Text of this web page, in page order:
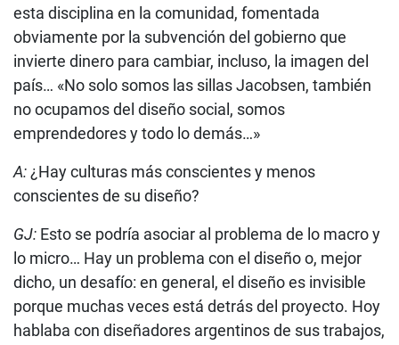
esta disciplina en la comunidad, fomentada
obviamente por la subvención del gobierno que
invierte dinero para cambiar, incluso, la imagen del
país… «No solo somos las sillas Jacobsen, también
no ocupamos del diseño social, somos
emprendedores y todo lo demás…»
A:¿Hay culturas más conscientes y menos
conscientes de su diseño?
GJ: Esto se podría asociar al problema de lo macro y
lo micro… Hay un problema con el diseño o, mejor
dicho, un desafío: en general, el diseño es invisible
porque muchas veces está detrás del proyecto. Hoy
hablaba con diseñadores argentinos de sus trabajos,